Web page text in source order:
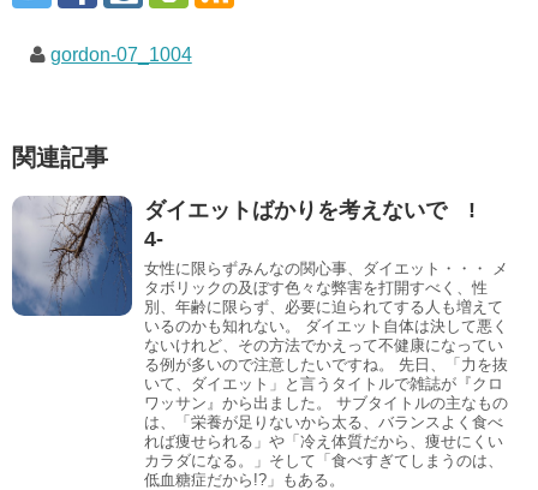
gordon-07_1004
関連記事
ダイエットばかりを考えないで !
4-
女性に限らずみんなの関心事、ダイエット・・・ メ
タボリックの及ぼす色々な弊害を打開すべく、性
別、年齢に限らず、必要に迫られてする人も増えて
いるのかも知れない。 ダイエット自体は決して悪く
ないけれど、その方法でかえって不健康になってい
る例が多いので注意したいですね。 先日、「力を抜
いて、ダイエット」と言うタイトルで雑誌が『クロ
ワッサン』から出ました。 サブタイトルの主なもの
は、「栄養が足りないから太る、バランスよく食べ
れば痩せられる」や「冷え体質だから、痩せにくい
カラダになる。」そして「食べすぎてしまうのは、
低血糖症だから!?」もある。